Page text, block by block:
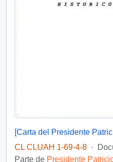
CL CLUAH 1-69-4-8 ·
Parte de Presidente